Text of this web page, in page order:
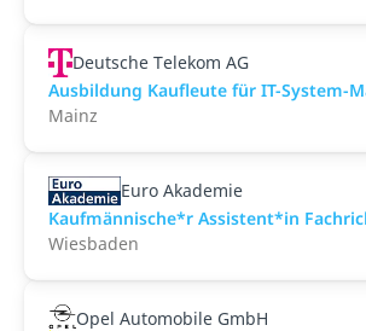
Deutsche Telekom AG
Ausbildung Kaufleute für IT-System-
Mainz
Euro Akademie
Kaufmännische*r Assistent*in
Wiesbaden
Opel Automobile GmbH